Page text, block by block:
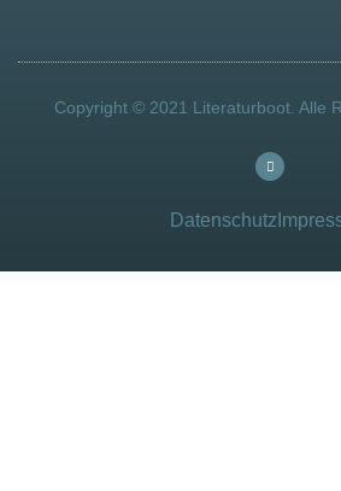
Copyright © 2021 Literaturboot. Alle
Datenschutz